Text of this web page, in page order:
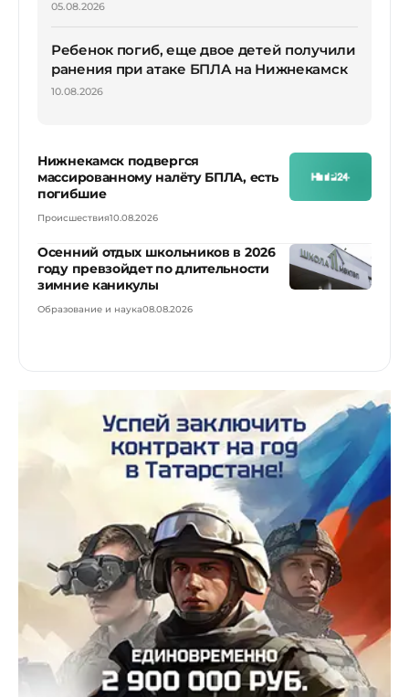
05.08.2026
Ребенок погиб, еще двое детей получили
ранения при атаке БПЛА на Нижнекамск
10.08.2026
Нижнекамск подвергся
массированному налёту БПЛА, есть
погибшие
Происшествия10.08.2026
Осенний отдых школьников в 2026
году превзойдет по длительности
зимние каникулы
Образование и наука08.08.2026